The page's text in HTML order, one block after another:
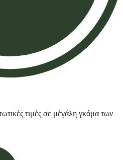
τιμές σε μέγάλη γκάμα των